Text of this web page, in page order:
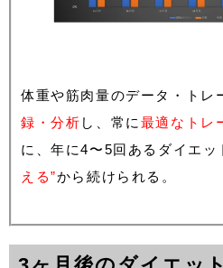
体重や筋肉量のデータ・トレ
録・分析 し、常に 最適なトレ
に、年に4〜5回あるダイエッ
える”から続けられる。